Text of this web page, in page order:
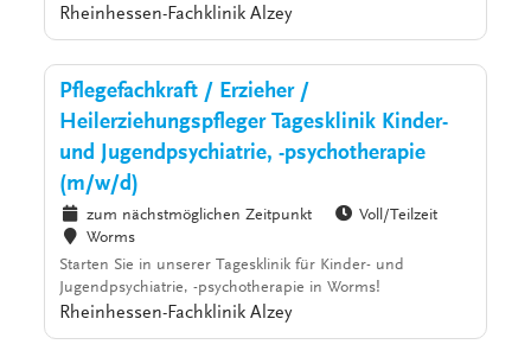
Rheinhessen-Fachklinik Alzey
Pflegefachkraft / Erzieher /
Heilerziehungspfleger Tagesklinik Kinder-
und Jugendpsychiatrie, -psychotherapie
(m/w/d)
zum nächstmöglichen Zeitpunkt
Voll/Teilzeit
Worms
Starten Sie in unserer Tagesklinik für Kinder- und
Jugendpsychiatrie, -psychotherapie in Worms!
Rheinhessen-Fachklinik Alzey